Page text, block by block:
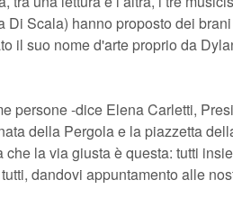
Di Scala) hanno proposto dei brani
il suo nome d'arte proprio da
persone -dice Elena Carletti,
della Pergola e la piazzetta
la via giusta è questa: tutti
dandovi appuntamento alle